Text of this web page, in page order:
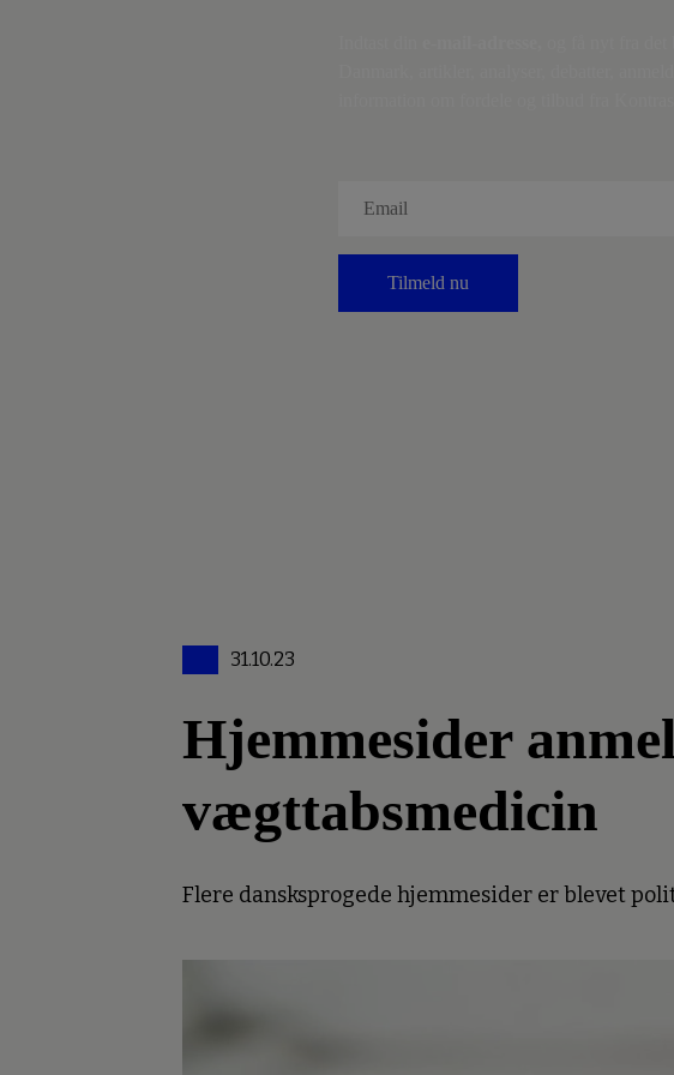
Tilmeld nu
31.10.23
Hjemmesider
vægttabsmedicin
Flere dansksprogede hjemmesider er blevet